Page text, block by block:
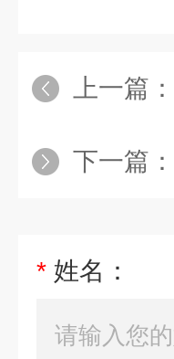
上一篇：
下一篇：
* 姓名：